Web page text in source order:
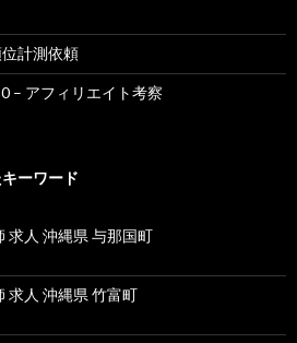
計測依頼
– アフィリエイト考察
ーワード
求人 沖縄県 与那国町
求人 沖縄県 竹富町